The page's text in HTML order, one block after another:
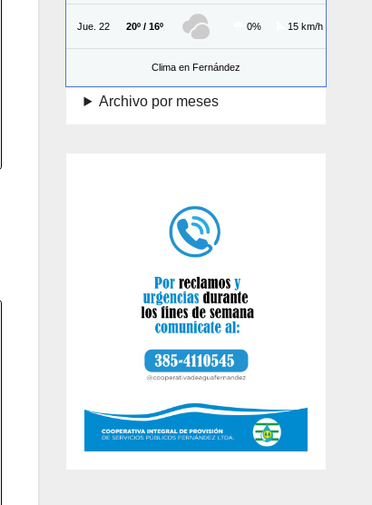
Jue. 22 20º / 16º 0% 15 km/h
Clima en Fernández
Archivo por meses